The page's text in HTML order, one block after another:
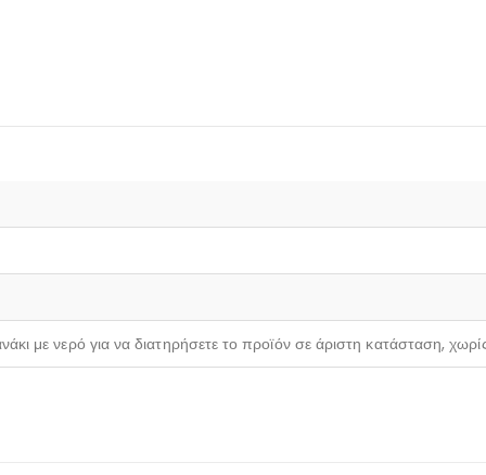
με νερό για να διατηρήσετε το προϊόν σε άριστη κατάσταση,